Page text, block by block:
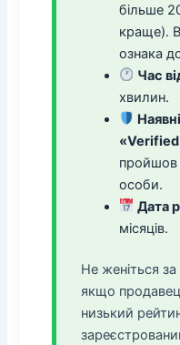
більше
краще).
ознака
Час
хвилин.
пройшов
особи.
Дата
місяців.
Не женіться
якщо
низький